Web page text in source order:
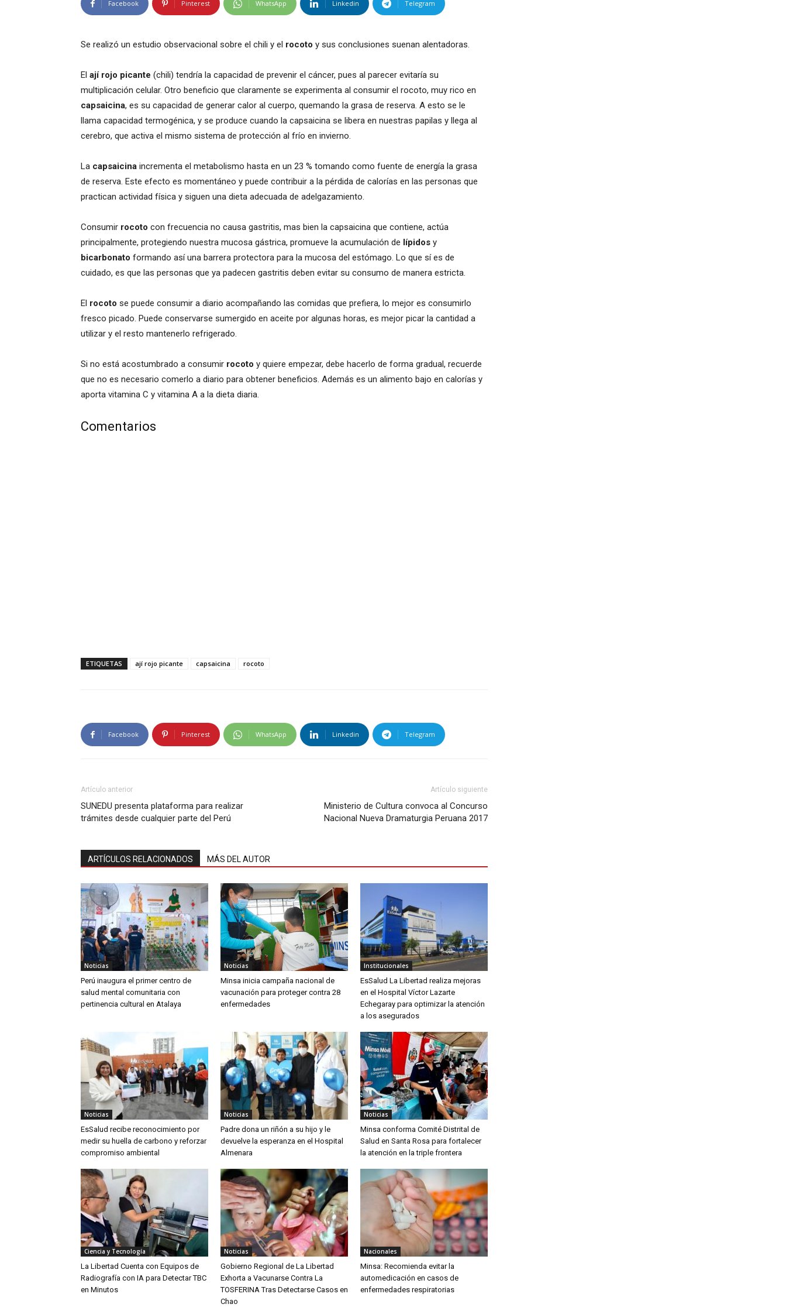
Facebook Pinterest WhatsApp Linkedin Telegram
Se realizó un estudio observacional sobre el chili y el rocoto y sus conclusiones suenan alentadoras.
El ají rojo picante (chili) tendría la capacidad de prevenir el cáncer, pues al parecer evitaría su
multiplicación celular. Otro beneficio que claramente se experimenta al consumir el rocoto, muy rico en
capsaicina, es su capacidad de generar calor al cuerpo, quemando la grasa de reserva. A esto se le
llama capacidad termogénica, y se produce cuando la capsaicina se libera en nuestras papilas y llega al
cerebro, que activa el mismo sistema de protección al frío en invierno.
La capsaicina incrementa el metabolismo hasta en un 23 % tomando como fuente de energía la grasa
de reserva. Este efecto es momentáneo y puede contribuir a la pérdida de calorías en las personas que
practican actividad física y siguen una dieta adecuada de adelgazamiento.
Consumir rocoto con frecuencia no causa gastritis, mas bien la capsaicina que contiene, actúa
principalmente, protegiendo nuestra mucosa gástrica, promueve la acumulación de lípidos y
bicarbonato formando así una barrera protectora para la mucosa del estómago. Lo que sí es de
cuidado, es que las personas que ya padecen gastritis deben evitar su consumo de manera estricta.
El rocoto se puede consumir a diario acompañando las comidas que prefiera, lo mejor es consumirlo
fresco picado. Puede conservarse sumergido en aceite por algunas horas, es mejor picar la cantidad a
utilizar y el resto mantenerlo refrigerado.
Si no está acostumbrado a consumir rocoto y quiere empezar, debe hacerlo de forma gradual, recuerde
que no es necesario comerlo a diario para obtener beneficios. Además es un alimento bajo en calorías y
aporta vitamina C y vitamina A a la dieta diaria.
Comentarios
ETIQUETAS ají rojo picante capsaicina rocoto
Facebook Pinterest WhatsApp Linkedin Telegram
Artículo anterior
SUNEDU presenta plataforma para realizar
trámites desde cualquier parte del Perú
Artículo siguiente
Ministerio de Cultura convoca al Concurso
Nacional Nueva Dramaturgia Peruana 2017
ARTÍCULOS RELACIONADOS MÁS DEL AUTOR
Noticias
Perú inaugura el primer centro de
salud mental comunitaria con
pertinencia cultural en Atalaya
Noticias
Minsa inicia campaña nacional de
vacunación para proteger contra 28
enfermedades
Institucionales
EsSalud La Libertad realiza mejoras
en el Hospital Víctor Lazarte
Echegaray para optimizar la atención
a los asegurados
Noticias
EsSalud recibe reconocimiento por
medir su huella de carbono y reforzar
compromiso ambiental
Noticias
Padre dona un riñón a su hijo y le
devuelve la esperanza en el Hospital
Almenara
Noticias
Minsa conforma Comité Distrital de
Salud en Santa Rosa para fortalecer
la atención en la triple frontera
Ciencia y Tecnología
La Libertad Cuenta con Equipos de
Radiografía con IA para Detectar TBC
en Minutos
Noticias
Gobierno Regional de La Libertad
Exhorta a Vacunarse Contra La
TOSFERINA Tras Detectarse Casos en
Chao
Nacionales
Minsa: Recomienda evitar la
automedicación en casos de
enfermedades respiratorias